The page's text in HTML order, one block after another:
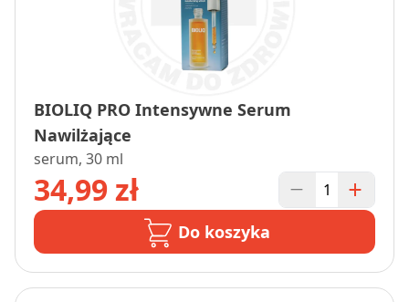
BIOLIQ PRO Intensywne Serum
Nawilżające
serum, 30 ml
34,99 zł
Do koszyka